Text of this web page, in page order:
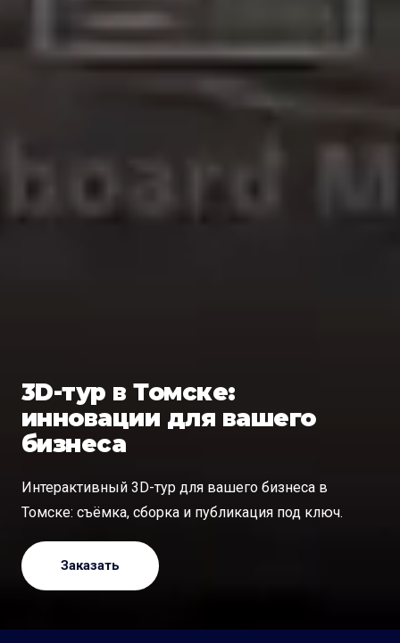
3D-тур в Томске:
инновации для вашего
бизнеса
Интерактивный 3D-тур для вашего бизнеса в
Томске: съёмка, сборка и публикация под ключ.
Заказать